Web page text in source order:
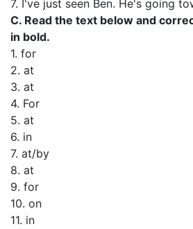
7. I've just seen Ben. He's going
C. Read the text below and
in bold.
1. for
2. at
3. at
4. For
5. at
6. in
7. at/by
8. at
9. for
10. on
11. in